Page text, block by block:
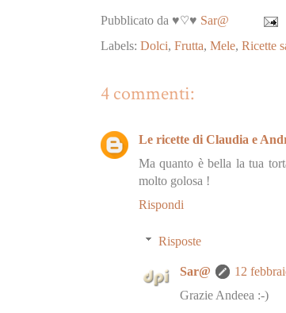
Pubblicato da ♥♡♥ Sar@
Labels: Dolci, Frutta, Mele, Ricette
4 commenti:
Le ricette di Claudia e
Ma quanto è bella la tua
molto golosa !
Rispondi
Risposte
Sar@
12
Grazie Andeea :-)